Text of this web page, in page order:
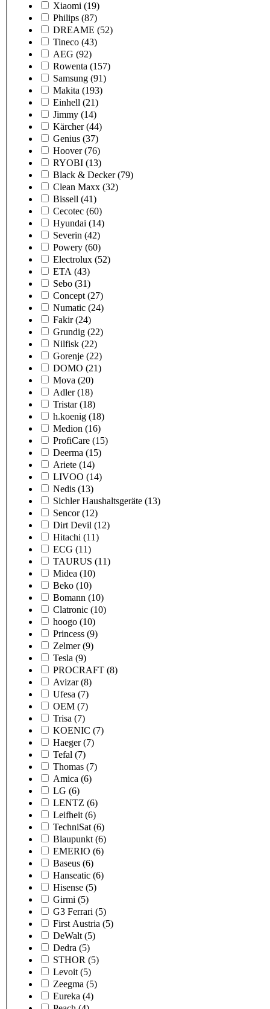
Xiaomi (19)
Philips (87)
DREAME (52)
Tineco (43)
AEG (92)
Rowenta (157)
Samsung (91)
Makita (193)
Einhell (21)
Jimmy (14)
Kärcher (44)
Genius (37)
Hoover (76)
RYOBI (13)
Black & Decker (79)
Clean Maxx (32)
Bissell (41)
Cecotec (60)
Hyundai (14)
Severin (42)
Powery (60)
Electrolux (52)
ETA (43)
Sebo (31)
Concept (27)
Numatic (24)
Fakir (24)
Grundig (22)
Nilfisk (22)
Gorenje (22)
DOMO (21)
Mova (20)
Adler (18)
Tristar (18)
h.koenig (18)
Medion (16)
ProfiCare (15)
Deerma (15)
Ariete (14)
LIVOO (14)
Nedis (13)
Sichler Haushaltsgeräte (13)
Sencor (12)
Dirt Devil (12)
Hitachi (11)
ECG (11)
TAURUS (11)
Midea (10)
Beko (10)
Bomann (10)
Clatronic (10)
hoogo (10)
Princess (9)
Zelmer (9)
Tesla (9)
PROCRAFT (8)
Avizar (8)
Ufesa (7)
OEM (7)
Trisa (7)
KOENIC (7)
Haeger (7)
Tefal (7)
Thomas (7)
Amica (6)
LG (6)
LENTZ (6)
Leifheit (6)
TechniSat (6)
Blaupunkt (6)
EMERIO (6)
Baseus (6)
Hanseatic (6)
Hisense (5)
Girmi (5)
G3 Ferrari (5)
First Austria (5)
DeWalt (5)
Dedra (5)
STHOR (5)
Levoit (5)
Zeegma (5)
Eureka (4)